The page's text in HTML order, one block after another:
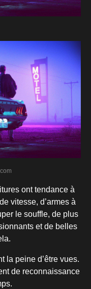
ont tendance à
vitesse, d’armes à
le souffle, de plus
et de belles
la peine d’être vues.
de reconnaissance